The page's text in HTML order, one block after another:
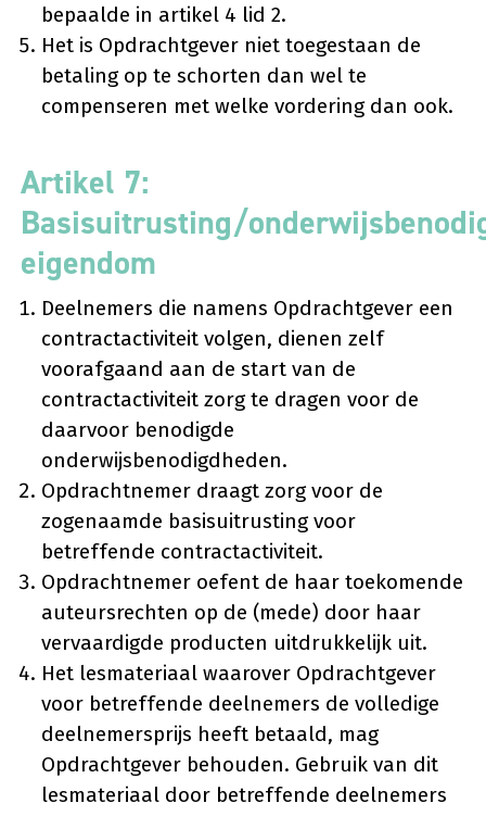
bepaalde in artikel 4 lid 2.
Het is Opdrachtgever niet toegestaan de
betaling op te schorten dan wel te
compenseren met welke vordering dan ook.
Artikel 7:
Basisuitrusting/
eigendom
Deelnemers die namens Opdrachtgever een
contractactiviteit volgen, dienen zelf
voorafgaand aan de start van de
contractactiviteit zorg te dragen voor de
daarvoor benodigde
onderwijsbenodigdheden.
Opdrachtnemer draagt zorg voor de
zogenaamde basisuitrusting voor
betreffende contractactiviteit.
Opdrachtnemer oefent de haar toekomende
auteursrechten op de (mede) door haar
vervaardigde producten uitdrukkelijk uit.
Het lesmateriaal waarover Opdrachtgever
voor betreffende deelnemers de volledige
deelnemersprijs heeft betaald, mag
Opdrachtgever behouden. Gebruik van dit
lesmateriaal door betreffende deelnemers